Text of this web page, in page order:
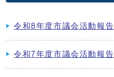
令和8年度市議会活動報告
令和7年度市議会活動報告